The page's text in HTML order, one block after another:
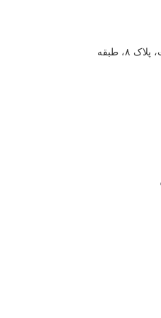
بلوار آفریقا، خیابان گلگشت، پلاک ۸، طبقه